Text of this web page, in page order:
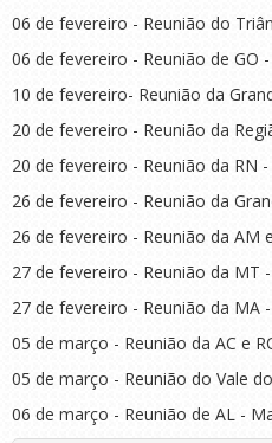
06 de fevereiro - Reunião do
06 de fevereiro - Reunião de GO
10 de fevereiro- Reunião da
20 de fevereiro - Reunião da
20 de fevereiro - Reunião da RN
26 de fevereiro - Reunião da
26 de fevereiro - Reunião da AM
27 de fevereiro - Reunião da MT
27 de fevereiro - Reunião da MA
05 de março - Reunião da AC e
05 de março - Reunião do Vale
06 de março - Reunião de AL -